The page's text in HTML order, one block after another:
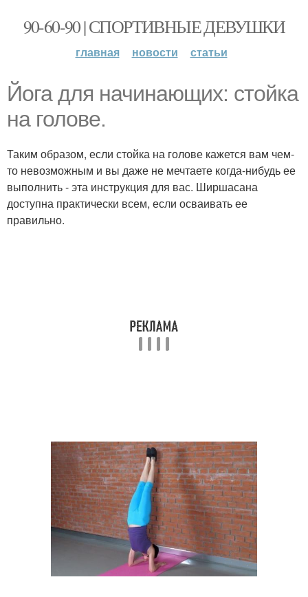
90-60-90 | СПОРТИВНЫЕ ДЕВУШКИ
главная новости статьи
Йога для начинающих: стойка
на голове.
Таким образом, если стойка на голове кажется вам чем-
то невозможным и вы даже не мечтаете когда-нибудь ее
выполнить - эта инструкция для вас. Ширшасана
доступна практически всем, если осваивать ее
правильно.